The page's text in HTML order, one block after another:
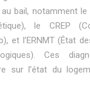
bail, notamment le
le CREP
et l’ERNMT (État
Ces
sur l’état du